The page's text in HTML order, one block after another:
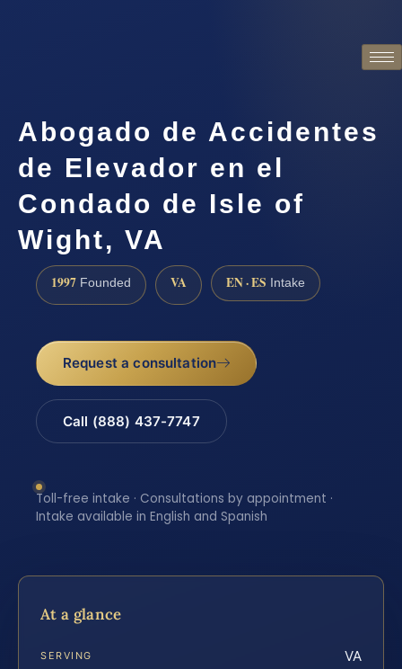
Abogado de Accidentes
de Elevador en el
Condado de Isle of
Wight, VA
1997 Founded VA EN · ES Intake
Request a consultation
Call (888) 437-7747
Toll-free intake · Consultations by appointment ·
Intake available in English and Spanish
At a glance
SERVING VA